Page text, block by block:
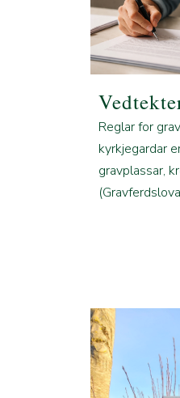
Reglar for
kyrkjegardar
gravplassar,